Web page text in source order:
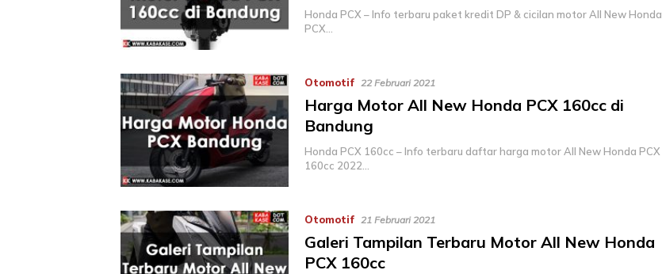
Honda PCX – Info terbaru paket kredit DP & cicilan motor All New Honda
PCX…
Otomotif 22 Februari 2021
Harga Motor All New Honda PCX 160cc di
Bandung
Honda PCX 160cc – Info terbaru daftar harga motor All New Honda PCX
160cc 2022…
Otomotif 21 Februari 2021
Galeri Tampilan Terbaru Motor All New Honda
PCX 160cc